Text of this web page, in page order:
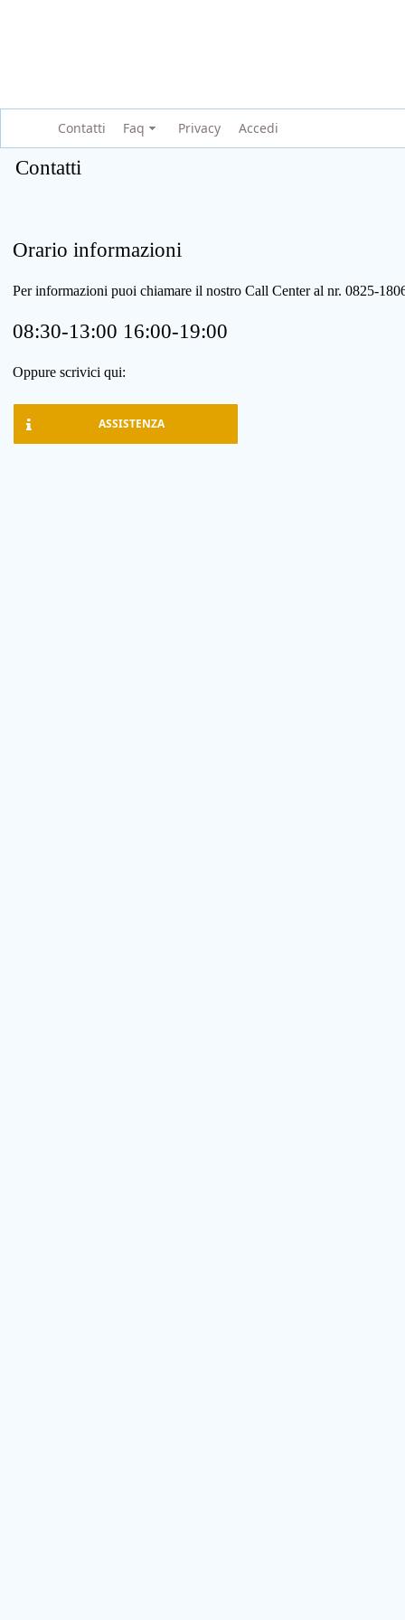
Contatti Faq Privacy Accedi
Contatti
Orario informazioni
Per informazioni puoi chiamare il nostro Call Center al nr. 0825-
08:30-13:00 16:00-19:00
Oppure scrivici qui:
ASSISTENZA